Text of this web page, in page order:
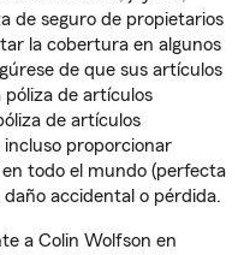
de seguro de propietarios
la cobertura en algunos
de que sus artículos
de artículos
de artículos
incluso proporcionar
en todo el mundo (perfecta
accidental o pérdida.
a Colin Wolfson en